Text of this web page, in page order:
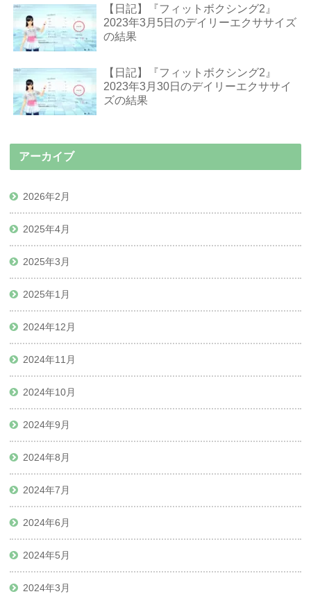
【日記】『フィットボクシング2』
2023年3月5日のデイリーエクササイズ
の結果
【日記】『フィットボクシング2』
2023年3月30日のデイリーエクササイ
ズの結果
アーカイブ
2026年2月
2025年4月
2025年3月
2025年1月
2024年12月
2024年11月
2024年10月
2024年9月
2024年8月
2024年7月
2024年6月
2024年5月
2024年3月